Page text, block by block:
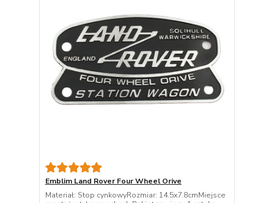
Emblim Land Rover Four Wheel Orive
Materiał: Stop cynkowyRozmiar: 14.5x7.8cmMiejsce